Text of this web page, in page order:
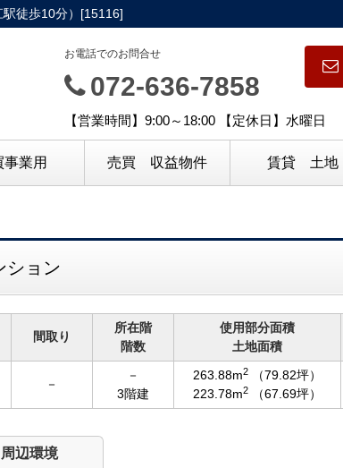
徒歩10分）[15116]
お電話でのお問合せ
072-636-7858
【営業時間】9:00～18:00 【定休日】水曜日
事業用 売買 収益物件 賃貸 土地
ション
間取り
所在階
階数
使用部分面積
土地面積
－
－
3階建
263.88m2
（79.82坪）
223.78m2 （67.69坪）
周辺環境